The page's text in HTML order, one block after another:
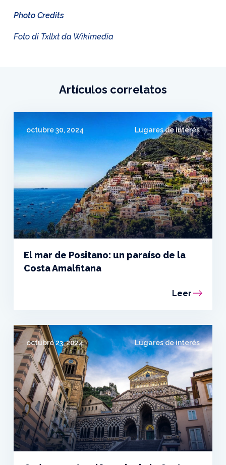
Photo Credits
Foto di Txllxt da Wikimedia
Artículos correlatos
octubre 30, 2024 Lugares de interés
El mar de Positano: un paraíso de la
Costa Amalfitana
Leer
octubre 23, 2024 Lugares de interés